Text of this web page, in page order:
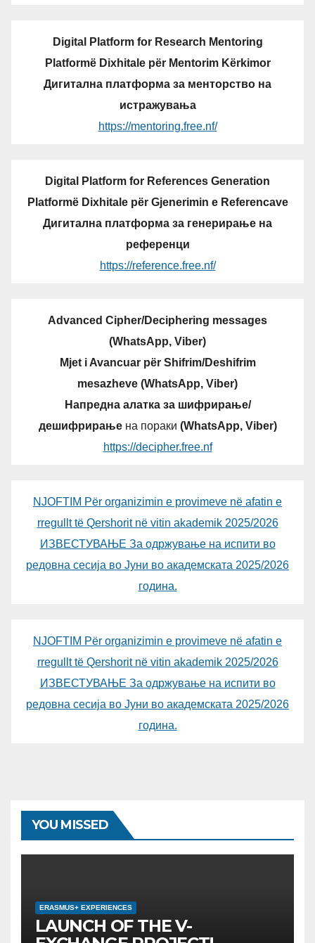
Digital Platform for Research Mentoring
Platformë Dixhitale për Mentorim Kërkimor
Дигитална платформа за менторство на
истражувања
https://mentoring.free.nf/
Digital Platform for References Generation
Platformë Dixhitale për Gjenerimin e Referencave
Дигитална платформа за генерирање на
референци
https://reference.free.nf/
Advanced Cipher/Deciphering messages
(WhatsApp, Viber)
Mjet i Avancuar për Shifrim/Deshifrim
mesazheve (WhatsApp, Viber)
Напредна алатка за шифрирање/
дешифрирањена пораки (WhatsApp, Viber)
https://decipher.free.nf
NJOFTIM Për organizimin e provimeve në afatin e
rregullt të Qershorit në vitin akademik 2025/2026
ИЗВЕСТУВАЊЕ За одржување на испити во
редовна сесија во Јуни во академската 2025/2026
година.
NJOFTIM Për organizimin e provimeve në afatin e
rregullt të Qershorit në vitin akademik 2025/2026
ИЗВЕСТУВАЊЕ За одржување на испити во
редовна сесија во Јуни во академската 2025/2026
година.
YOU MISSED
ERASMUS+ EXPERIENCES
LAUNCH OF THE V-